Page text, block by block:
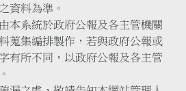
資料為準。
本系統於政府公報及各主管機關
蒐集編排製作，若與政府公報或
有所不同，以政府公報及各主管